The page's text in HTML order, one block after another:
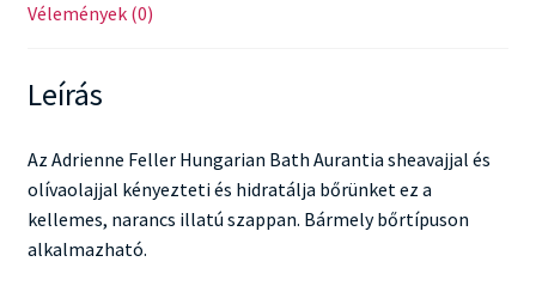
Vélemények (0)
Leírás
Az Adrienne Feller Hungarian Bath Aurantia sheavajjal és
olívaolajjal kényezteti és hidratálja bőrünket ez a
kellemes, narancs illatú szappan. Bármely bőrtípuson
alkalmazható.